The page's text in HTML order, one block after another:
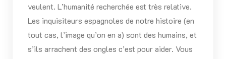
veulent. L’humanité recherchée est très relative.
Les inquisiteurs espagnoles de notre histoire (en
tout cas, l’image qu’on en a) sont des humains, et
s’ils arrachent des ongles c’est pour aider. Vous